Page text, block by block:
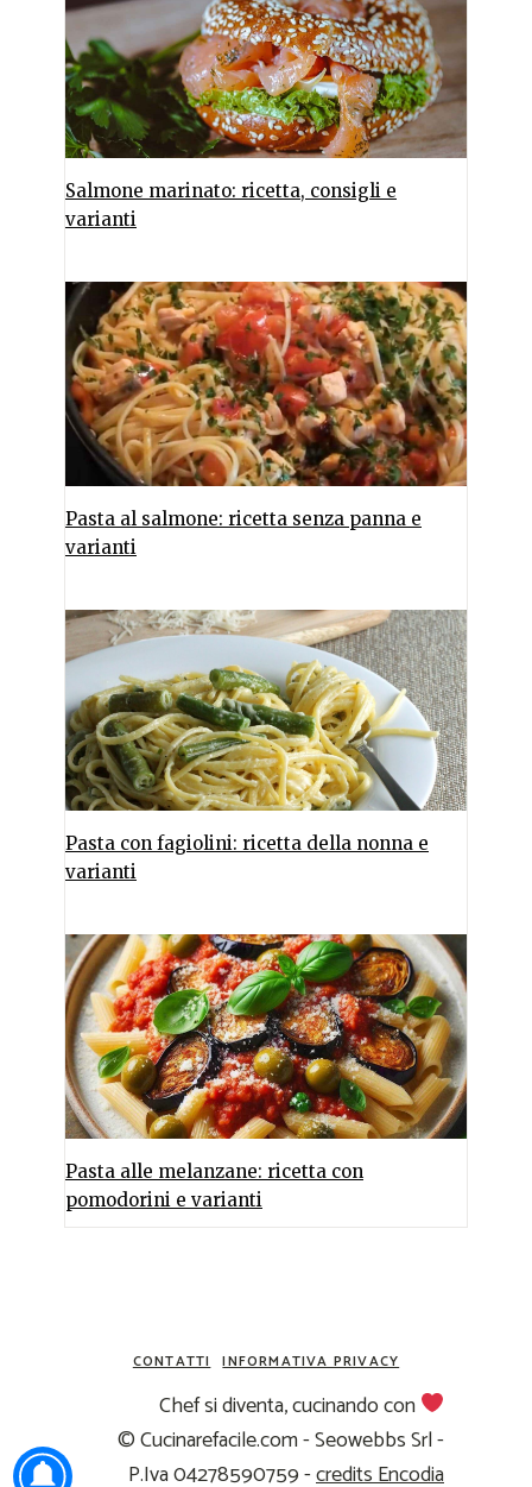
Salmone marinato: ricetta, consigli e
varianti
Pasta al salmone: ricetta senza panna e
varianti
Pasta con fagiolini: ricetta della nonna e
varianti
Pasta alle melanzane: ricetta con
pomodorini e varianti
CONTATTI INFORMATIVA PRIVACY
Chef si diventa, cucinando con
© Cucinarefacile.com - Seowebbs Srl -
P.Iva 04278590759 -credits Encodia